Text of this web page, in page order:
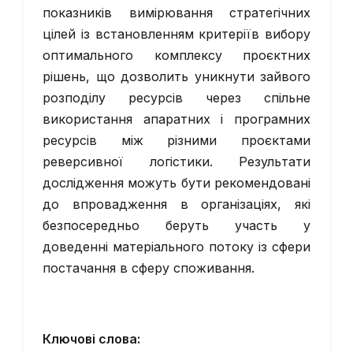
показників вимірювання стратегічних
цілей із встановленням критеріїв вибору
оптимального комплексу проєктних
рішень, що дозволить уникнути зайвого
розподілу ресурсів через спільне
використання апаратних і програмних
ресурсів між різними проєктами
реверсивної логістики. Результати
дослідження можуть бути рекомендовані
до впровадження в організаціях, які
безпосередньо беруть участь у
доведенні матеріального потоку із сфери
постачання в сферу споживання.
Ключові слова: